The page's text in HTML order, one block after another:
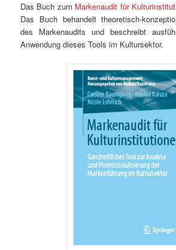
Das Buch zum Markenaudit für
Das Buch behandelt theoretisch-
des Markenaudits und beschreibt
Anwendung dieses Tools im Kultursektor.